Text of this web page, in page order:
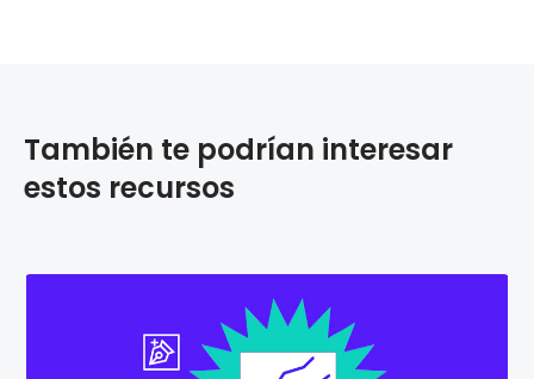
También te podrían interesar
estos recursos